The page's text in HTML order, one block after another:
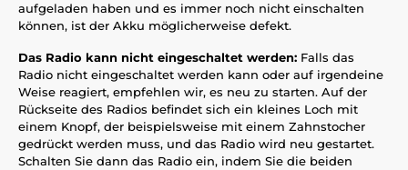
aufgeladen haben und es immer noch nicht einschalten
können, ist der Akku möglicherweise defekt.
Das Radio kann nicht eingeschaltet werden: Falls das
Radio nicht eingeschaltet werden kann oder auf irgendeine
Weise reagiert, empfehlen wir, es neu zu starten. Auf der
Rückseite des Radios befindet sich ein kleines Loch mit
einem Knopf, der beispielsweise mit einem Zahnstocher
gedrückt werden muss, und das Radio wird neu gestartet.
Schalten Sie dann das Radio ein, indem Sie die beiden